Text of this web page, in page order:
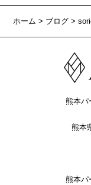
ホーム> ブログ >
熊本パ
熊本
熊本パ